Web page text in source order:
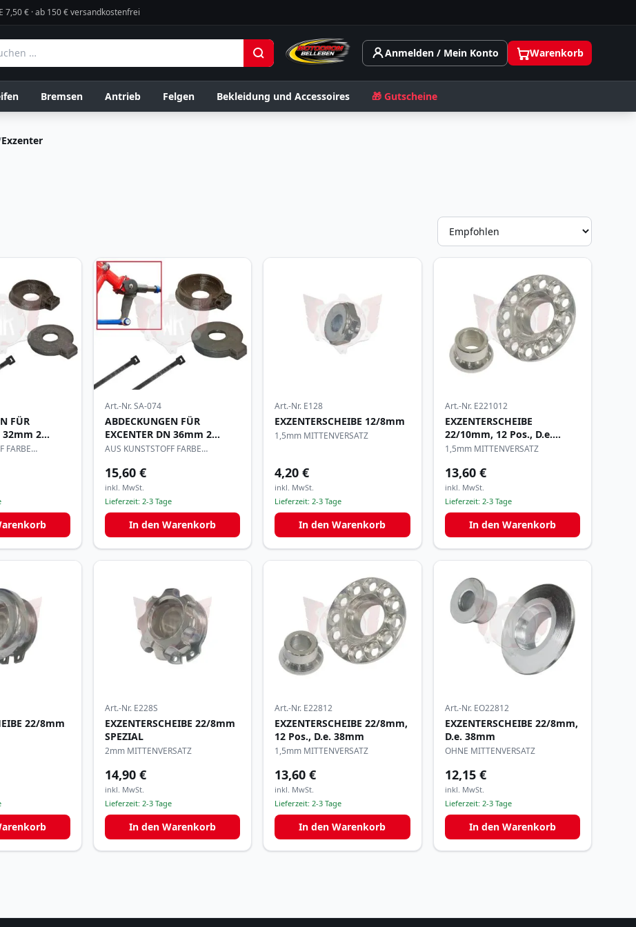
7,50 € · ab 150 € versandkostenfrei
Anmelden / Mein Konto Warenkorb
Bremsen Antrieb Felgen Bekleidung und Accessoires 🎁 Gutscheine
Exzenter
FÜR
32mm 2
FARBE
Art.-Nr.SA-074
ABDECKUNGEN FÜR
EXCENTER DN 36mm 2
STÜCK
AUS KUNSTSTOFF FARBE
15,60 €
inkl. MwSt.
Lieferzeit: 2-3 Tage
In den Warenkorb
Art.-Nr. E128
EXZENTERSCHEIBE 12/8mm
1,5mm MITTENVERSATZ
4,20 €
inkl. MwSt.
Lieferzeit: 2-3 Tage
In den Warenkorb
Art.-Nr. E221012
EXZENTERSCHEIBE
22/10mm, 12 Pos., D.e.
38mm
1,5mm MITTENVERSATZ
13,60 €
inkl. MwSt.
Lieferzeit: 2-3 Tage
In den Warenkorb
22/8mm
Art.-Nr. E228S
EXZENTERSCHEIBE 22/8mm
SPEZIAL
2mm MITTENVERSATZ
14,90 €
inkl. MwSt.
Lieferzeit: 2-3 Tage
In den Warenkorb
Art.-Nr. E22812
EXZENTERSCHEIBE 22/8mm,
12 Pos., D.e. 38mm
1,5mm MITTENVERSATZ
13,60 €
inkl. MwSt.
Lieferzeit:2-3 Tage
In den Warenkorb
Art.-Nr. EO22812
EXZENTERSCHEIBE 22/8mm,
D.e. 38mm
OHNE MITTENVERSATZ
12,15 €
inkl. MwSt.
Lieferzeit: 2-3 Tage
In den Warenkorb